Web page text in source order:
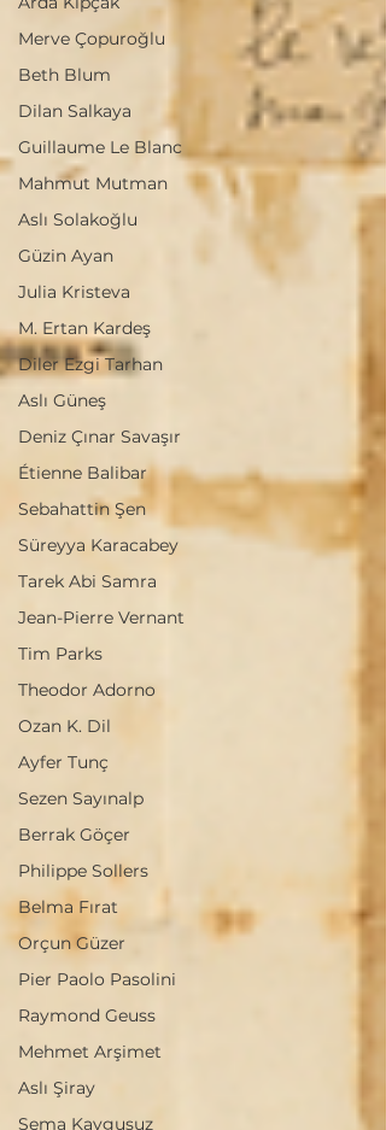
Merve Çopuroğlu
Beth Blum
Dilan Salkaya
Guillaume Le Blanc
Mahmut Mutman
Aslı Solakoğlu
Güzin Ayan
Julia Kristeva
M. Ertan Kardeş
Diler Ezgi Tarhan
Aslı Güneş
Deniz Çınar Savaşır
Étienne Balibar
Sebahattin Şen
Süreyya Karacabey
Tarek Abi Samra
Jean-Pierre Vernant
Tim Parks
Theodor Adorno
Ozan K. Dil
Ayfer Tunç
Sezen Sayınalp
Berrak Göçer
Philippe Sollers
Belma Fırat
Orçun Güzer
Pier Paolo Pasolini
Raymond Geuss
Mehmet Arşimet
Aslı Şiray
Sema Kaygusuz